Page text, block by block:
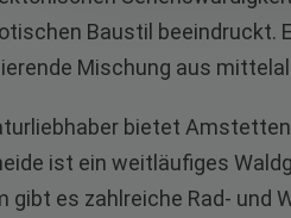
Baustil beeindruckt.
Mischung aus
bietet
ist ein weitläufiges
gibt es zahlreiche Rad- und